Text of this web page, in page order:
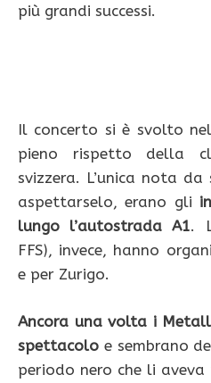
più grandi successi.
Il concerto si è svolto
pieno rispetto della
svizzera. L’unica nota da
aspettarselo, erano gli
lungo l’autostrada A1.
FFS), invece, hanno
e per Zurigo.
Ancora una volta i
spettacolo e sembrano
periodo nero che li